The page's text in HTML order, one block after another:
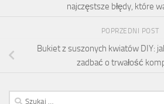
najczęstsze błędy, które
POPRZEDNI POST
Bukiet z suszonych kwiatów DIY:
zadbać o trwałość
Szukaj: